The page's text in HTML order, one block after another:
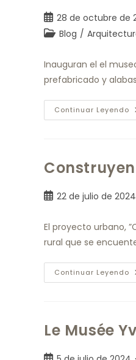
28 de octubre de
Blog /
Inauguran el el
prefabricado y
Continuar Leyendo
22 de julio de 2024
El proyecto urbano,
rural que se
Continuar Leyendo
Le Musée